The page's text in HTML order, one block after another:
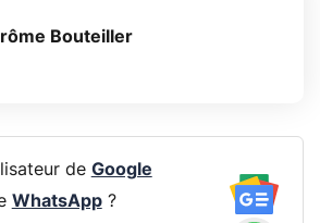
Bouteiller
de Google
WhatsApp?